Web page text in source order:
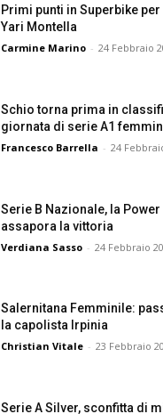
Primi punti in Superbike
Yari Montella
Carmine Marino - 24 Febbraio
Schio torna prima in
giornata di serie A1
Francesco Barrella - 24
Serie B Nazionale, la Power
assapora la vittoria
Verdiana Sasso - 24 Febbraio
Salernitana Femminile:
la capolista Irpinia
Christian Vitale - 23 Febbraio
Serie A Silver, sconfitta di